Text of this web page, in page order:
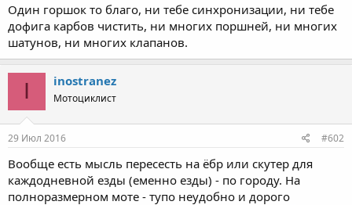
Один горшок то благо, ни тебе синхронизации, ни тебе
дофига карбов чистить, ни многих поршней, ни многих
шатунов, ни многих клапанов.
I inostranez
Мотоциклист
29 Июл 2016 #602
Вообще есть мысль пересесть на ёбр или скутер для
каждодневной езды (еменно езды) - по городу. На
полноразмерном моте - тупо неудобно и дорого